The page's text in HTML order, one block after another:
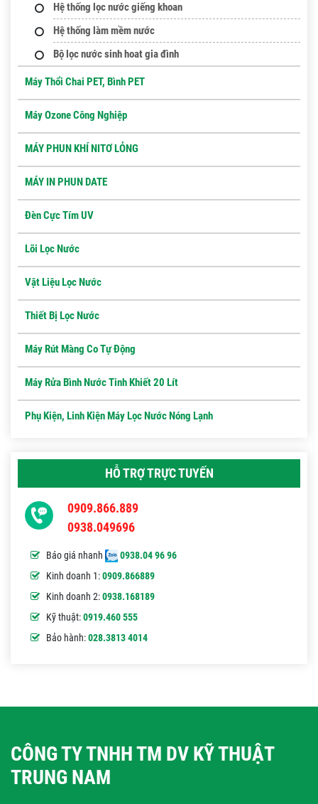
Hệ thống lọc nước giếng khoan
Hệ thống làm mềm nước
Bộ lọc nước sinh hoat gia đình
Máy Thổi Chai PET, Bình PET
Máy Ozone Công Nghiệp
MÁY PHUN KHÍ NITƠ LỎNG
MÁY IN PHUN DATE
Đèn Cực Tím UV
Lõi Lọc Nước
Vật Liệu Lọc Nước
Thiết Bị Lọc Nước
Máy Rút Màng Co Tự Động
Máy Rửa Bình Nước Tinh Khiết 20 Lít
Phụ Kiện, Linh Kiện Máy Lọc Nước Nóng Lạnh
HỖ TRỢ TRỰC TUYẾN
0909.866.889
0938.049696
Báo giá nhanh
0938.04 96 96
Kinh doanh 1:0909.866889
Kinh doanh 2:0938.168189
Kỹ thuật:0919.460 555
Bảo hành:028.3813 4014
CÔNG TY TNHH TM DV KỸ THUẬT
TRUNG NAM